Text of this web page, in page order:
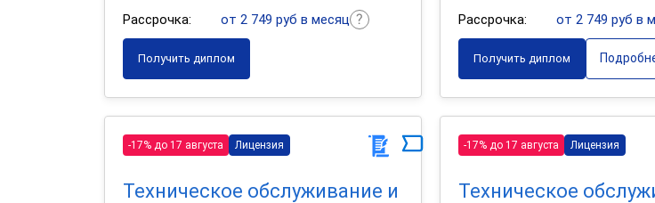
Рассрочка:
от 2 749 руб в месяц
Получить диплом
Рассрочка:
от 2 749 руб в
Получить диплом
-17% до 17 августа Лицензия
Техническое обслуживание и
-17% до 17 августа Лицензия
Техническое